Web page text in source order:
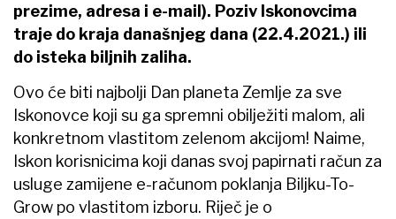
prezime, adresa i e-mail). Poziv Iskonovcima
traje do kraja današnjeg dana (22.4.2021.) ili
do isteka biljnih zaliha.
Ovo će biti najbolji Dan planeta Zemlje za sve
Iskonovce koji su ga spremni obilježiti malom, ali
konkretnom vlastitom zelenom akcijom! Naime,
Iskon korisnicima koji danas svoj papirnati račun za
usluge zamijene e-računom poklanja Biljku-To-
Grow po vlastitom izboru. Riječ je o